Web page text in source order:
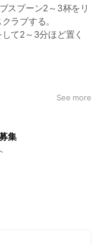
予約をお断りさせて
スプーン2～3杯をリ
ラブする。
て2～3分ほど置く
に溶かして吹きかけ
See more
集